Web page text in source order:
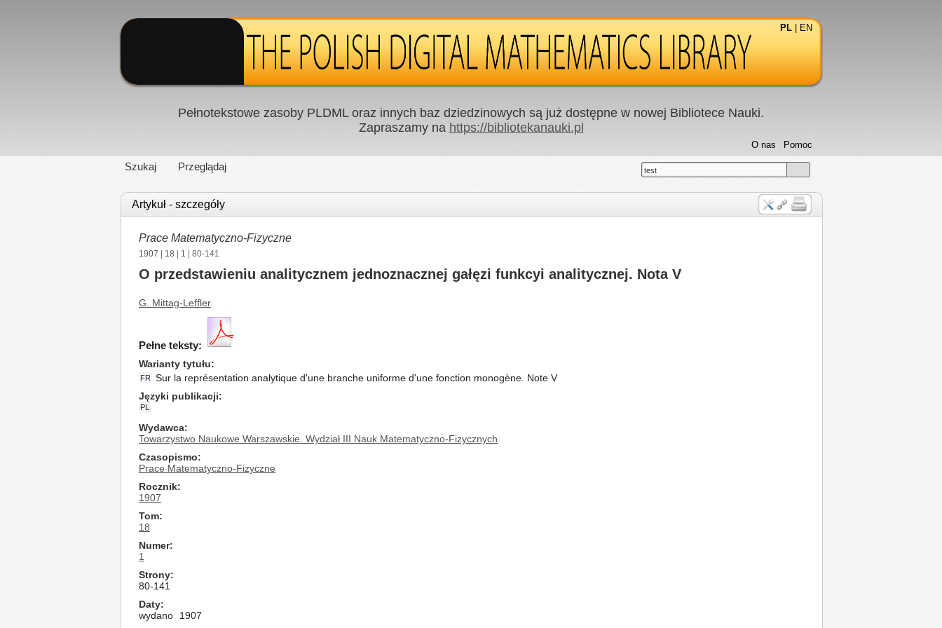
PL EN
Pełnotekstowe zasoby PLDML oraz innych baz dziedzinowych są już dostępne w nowej Bibliotece Nauki.
Zapraszamy na https://bibliotekanauki.pl
Szukaj Przeglądaj
Pomoc
O nas
test
Artykuł - szczegóły
Prace Matematyczno-Fizyczne
1907 18 1 | 80-141
O przedstawieniu analitycznem jednoznacznej gałęzi funkcyi analitycznej. Nota V
G. Mittag-Leffler
Pełne teksty:
Warianty tytułu
FR
Sur la représentation analytique d'une branche uniforme d'une fonction monogène. Note V
Języki publikacji
PL
Wydawca
Towarzystwo Naukowe Warszawskie. Wydział III Nauk Matematyczno-Fizycznych
Czasopismo
Prace Matematyczno-Fizyczne
Rocznik
1907
Tom
18
Numer
1
Strony
80-141
Daty
wydano
1907